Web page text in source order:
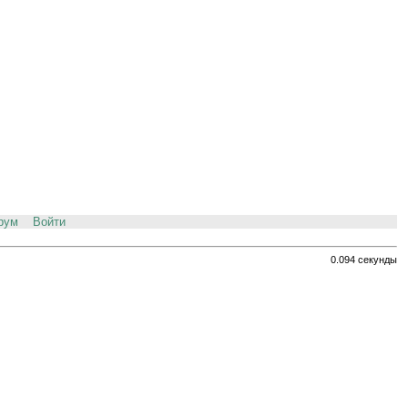
Войти
0.094 секунды